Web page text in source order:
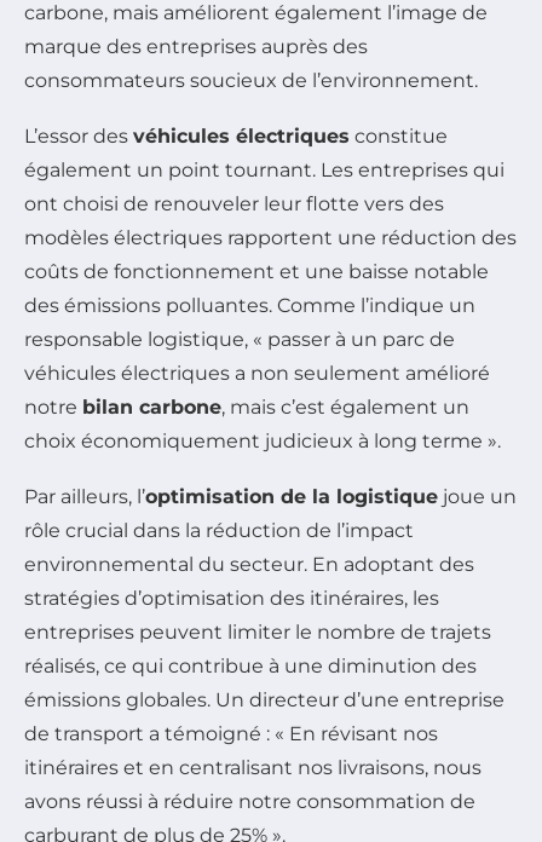
carbone, mais améliorent également l’image de
marque des entreprises auprès des
consommateurs soucieux de l’environnement.
L’essor des véhicules électriques constitue
également un point tournant. Les entreprises qui
ont choisi de renouveler leur flotte vers des
modèles électriques rapportent une réduction des
coûts de fonctionnement et une baisse notable
des émissions polluantes. Comme l’indique un
responsable logistique, « passer à un parc de
véhicules électriques a non seulement amélioré
notre bilan carbone, mais c’est également un
choix économiquement judicieux à long terme ».
Par ailleurs, l’optimisation de la logistique joue un
rôle crucial dans la réduction de l’impact
environnemental du secteur. En adoptant des
stratégies d’optimisation des itinéraires, les
entreprises peuvent limiter le nombre de trajets
réalisés, ce qui contribue à une diminution des
émissions globales. Un directeur d’une entreprise
de transport a témoigné : « En révisant nos
itinéraires et en centralisant nos livraisons, nous
avons réussi à réduire notre consommation de
carburant de plus de 25% ».